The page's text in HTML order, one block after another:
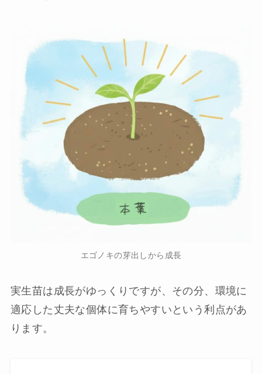
エゴノキの芽出しから成長
実生苗は成長がゆっくりですが、その分、環境に
適応した丈夫な個体に育ちやすいという利点があ
ります。